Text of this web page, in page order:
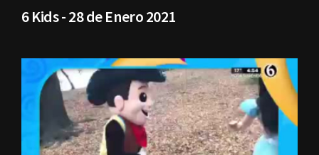
6 Kids - 28 de Enero 2021